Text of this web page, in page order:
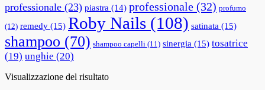
professionale (23) piastra (14) professionale (32) profumo
(12) remedy (15) Roby Nails (108) satinata (15)
shampoo (70) shampoo capelli (11) sinergia (15) tosatrice
(19) unghie (20)
Visualizzazione del risultato